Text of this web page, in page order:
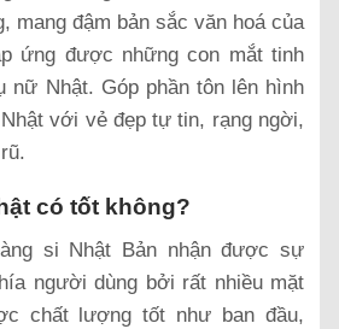
mang đậm bản sắc văn hoá của
ứng được những con mắt tinh
nữ Nhật. Góp phần tôn lên hình
với vẻ đẹp tự tin, rạng ngời,
có tốt không?
si Nhật Bản nhận được sự
người dùng bởi rất nhiều mặt
chất lượng tốt như ban đầu,